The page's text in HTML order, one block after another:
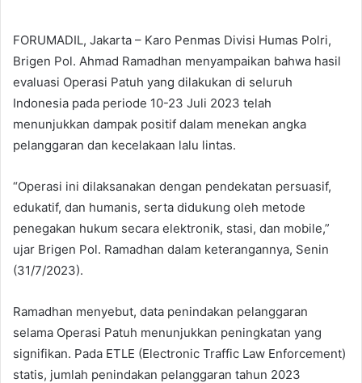
FORUMADIL, Jakarta – Karo Penmas Divisi Humas Polri,
Brigen Pol. Ahmad Ramadhan menyampaikan bahwa hasil
evaluasi Operasi Patuh yang dilakukan di seluruh
Indonesia pada periode 10-23 Juli 2023 telah
menunjukkan dampak positif dalam menekan angka
pelanggaran dan kecelakaan lalu lintas.
“Operasi ini dilaksanakan dengan pendekatan persuasif,
edukatif, dan humanis, serta didukung oleh metode
penegakan hukum secara elektronik, stasi, dan mobile,”
ujar Brigen Pol. Ramadhan dalam keterangannya, Senin
(31/7/2023).
Ramadhan menyebut, data penindakan pelanggaran
selama Operasi Patuh menunjukkan peningkatan yang
signifikan. Pada ETLE (Electronic Traffic Law Enforcement)
statis, jumlah penindakan pelanggaran tahun 2023